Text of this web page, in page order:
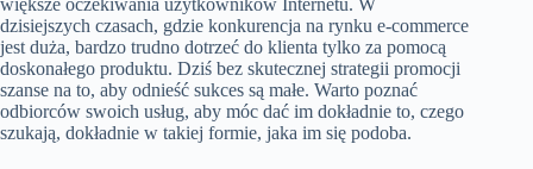
dzisiejszych czasach, gdzie konkurencja na rynku e-commerce
jest duża, bardzo trudno dotrzeć do klienta tylko za pomocą
doskonałego produktu. Dziś bez skutecznej strategii promocji
szanse na to, aby odnieść sukces są małe. Warto poznać
odbiorców swoich usług, aby móc dać im dokładnie to, czego
szukają, dokładnie w takiej formie, jaka im się podoba.